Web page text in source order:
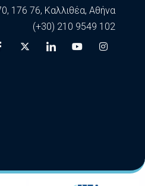
176 76, Καλλιθέα, Αθήνα
(+30) 210 9549 102